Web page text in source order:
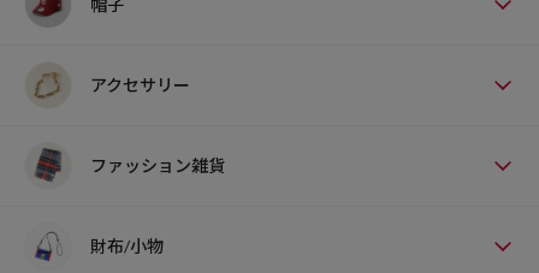
アクセサリー
ファッション雑貨
財布/小物